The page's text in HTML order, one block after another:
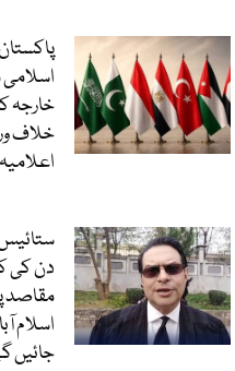
خارجہ
خلاف
دن کی
مقاصد
اسلام
جائیں